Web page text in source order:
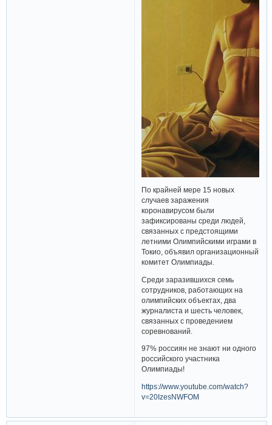
По крайней мере 15 новых
случаев заражения
коронавирусом были
зафиксированы среди людей,
связанных с предстоящими
летними Олимпийскими играми в
Токио, объявил организационный
комитет Олимпиады.
Среди заразившихся семь
сотрудников, работающих на
олимпийских объектах, два
журналиста и шесть человек,
связанных с проведением
соревнований.
97% россиян не знают ни одного
российского участника
Олимпиады!
https://www.youtube.com/watch?
v=20IzesNWFOM